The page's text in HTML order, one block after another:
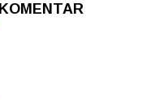
KOMENTAR